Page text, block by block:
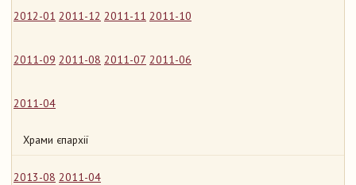
2012-01 2011-12 2011-11 2011-10
2011-09 2011-08 2011-07 2011-06
2011-04
Храми єпархії
2013-08 2011-04